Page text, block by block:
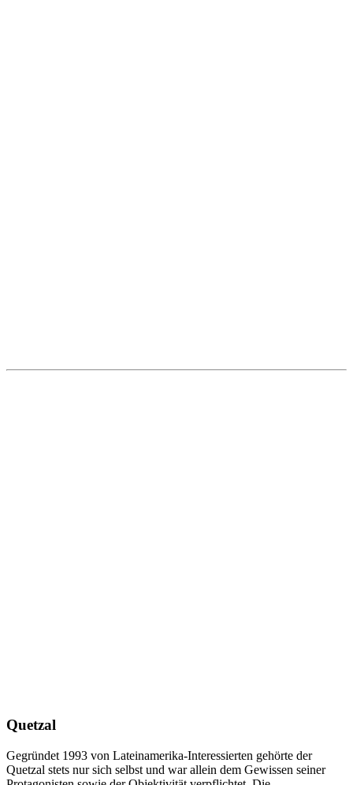
Quetzal
Gegründet 1993 von Lateinamerika-Interessierten gehörte der
Quetzal stets nur sich selbst und war allein dem Gewissen seiner